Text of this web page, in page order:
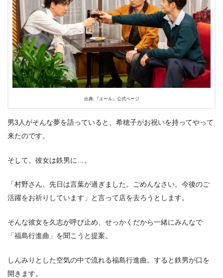
出典:『エール』公式ページ
男3人がそんな夢を語っていると、希穂子がお祝いを持ってやって
来たのです。
そして、彼女は鉄男に…。
「村野さん、先日は言葉が過ぎました。ごめんなさい。今後のご
活躍をお祈りしています」と言って店を去ろうとします。
そんな彼女を久志が呼び止め、せっかくだから一緒にみんなで
「福島行進曲」を聞こうと提案。
しんみりとした空気の中で流れる福島行進曲。すると鉄男が口を
開きます。